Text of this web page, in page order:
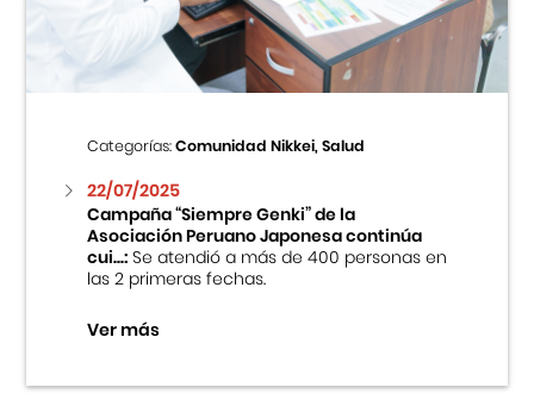
Categorías:Comunidad Nikkei, Salud
22/07/2025
Campaña “Siempre Genki” de la
Asociación Peruano Japonesa continúa
cui...:Se atendió a más de 400 personas en
las 2 primeras fechas.
Ver más